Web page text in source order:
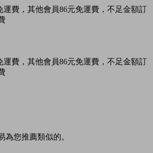
運費，其他會員86元免運費，不足金額訂
運費，其他會員86元免運費，不足金額訂
為您推薦類似的。